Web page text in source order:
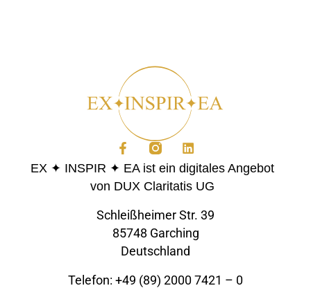
EX ✦ INSPIR ✦ EA ist ein digitales Angebot
von DUX Claritatis UG
Schleißheimer Str. 39
85748 Garching
Deutschland
Telefon: +49 (89) 2000 7421 – 0